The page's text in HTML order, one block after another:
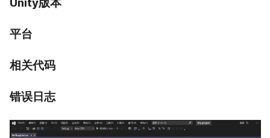
平台
相关代码
错误日志